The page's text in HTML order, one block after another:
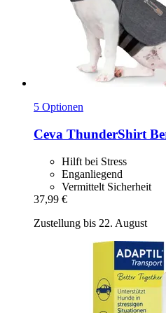
5 Optionen
Ceva ThunderShirt
Hilft bei Stress
Enganliegend
Vermittelt Sicherheit
37,99 €
Zustellung bis 22. August